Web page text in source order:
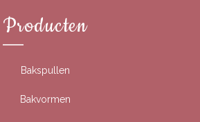
Producten
Bakspullen
Bakvormen